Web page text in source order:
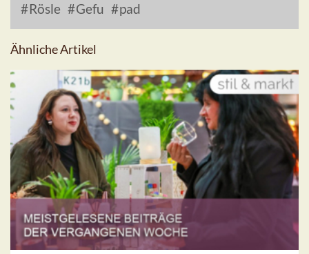
Rösle
Gefu pad
Ähnliche Artikel